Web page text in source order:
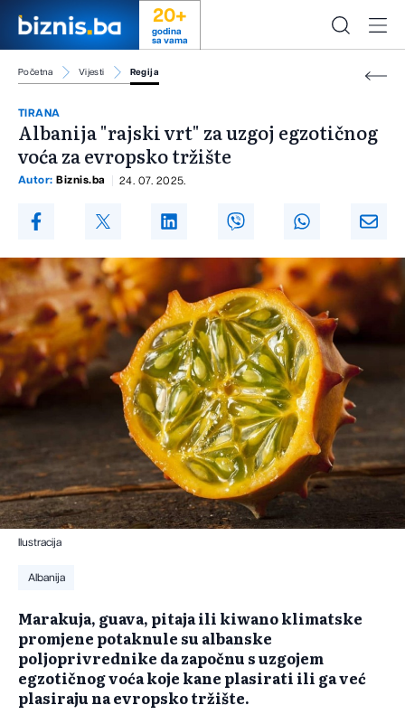
20+
godina
sa vama
Početna Vijesti Regija
TIRANA
Albanija "rajski vrt" za uzgoj egzotičnog
voća za evropsko tržište
Autor: Biznis.ba 24. 07. 2025.
Ilustracija
Albanija
Marakuja, guava, pitaja ili kiwano klimatske
promjene potaknule su albanske
poljoprivrednike da započnu s uzgojem
egzotičnog voća koje kane plasirati ili ga već
plasiraju na evropsko tržište.